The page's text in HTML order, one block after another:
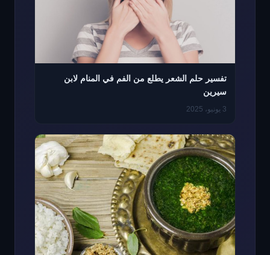
تفسير حلم الشعر يطلع من الفم في المنام لابن
سيرين
3 يونيو، 2025